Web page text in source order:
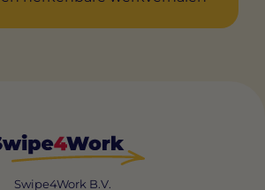
Swipe4Work B.V.